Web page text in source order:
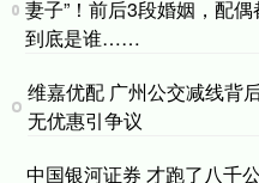
妻子”！前后3段婚姻，配
到底是谁……
维嘉优配 广州公交减线背
无优惠引争议
中国银河证券 才跑了八千